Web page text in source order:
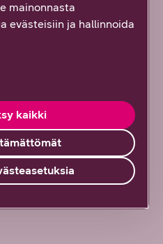
mainonnasta
evästeisiin ja hallinnoida
kaikki